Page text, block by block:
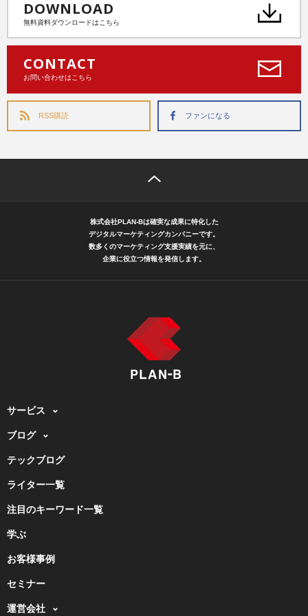
DOWNLOAD
無料資料ダウンロードはこちら
CONTACT
お問い合わせはこちら
RSS購読 ファンになる
株式会社PLAN-Bは確実な成果に特化した
デジタルマーケティングカンパニーです。
数多くのマーケティング支援実績を元に、
企業に役立つ情報を発信します。
サービス
ブログ
テックブログ
ライター一覧
注目のキーワード一覧
学ぶ
お客様事例
セミナー
運営会社